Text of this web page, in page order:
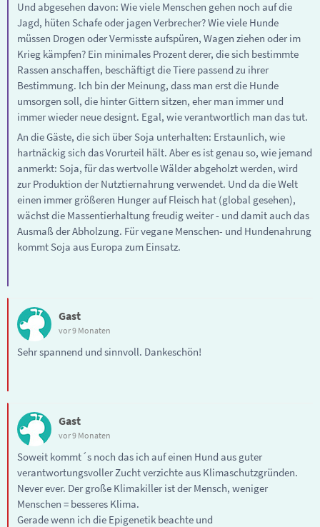
Und abgesehen davon: Wie viele Menschen gehen noch auf die
Jagd, hüten Schafe oder jagen Verbrecher? Wie viele Hunde
müssen Drogen oder Vermisste aufspüren, Wagen ziehen oder im
Krieg kämpfen? Ein minimales Prozent derer, die sich bestimmte
Rassen anschaffen, beschäftigt die Tiere passend zu ihrer
Bestimmung. Ich bin der Meinung, dass man erst die Hunde
umsorgen soll, die hinter Gittern sitzen, eher man immer und
immer wieder neue designt. Egal, wie verantwortlich man das tut.
An die Gäste, die sich über Soja unterhalten: Erstaunlich, wie
hartnäckig sich das Vorurteil hält. Aber es ist genau so, wie jemand
anmerkt: Soja, für das wertvolle Wälder abgeholzt werden, wird
zur Produktion der Nutztiernahrung verwendet. Und da die Welt
einen immer größeren Hunger auf Fleisch hat (global gesehen),
wächst die Massentierhaltung freudig weiter - und damit auch das
Ausmaß der Abholzung. Für vegane Menschen- und Hundenahrung
kommt Soja aus Europa zum Einsatz.
Gast
vor 9 Monaten
Sehr spannend und sinnvoll. Dankeschön!
Gast
vor 9 Monaten
Soweit kommt´s noch das ich auf einen Hund aus guter
verantwortungsvoller Zucht verzichte aus Klimaschutzgründen.
Never ever. Der große Klimakiller ist der Mensch, weniger
Menschen = besseres Klima.
Gerade wenn ich die Epigenetik beachte und